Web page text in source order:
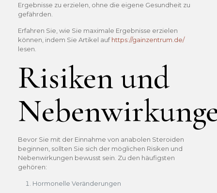
Ergebnisse zu erzielen, ohne die eigene Gesundheit zu
gefährden.
Erfahren Sie, wie Sie maximale Ergebnisse erzielen
können, indem Sie Artikel aufhttps://gainzentrum.de/
lesen.
Risiken und
Bevor Sie mit der Einnahme von anabolen Steroiden
beginnen, sollten Sie sich der möglichen Risiken und
Nebenwirkungen bewusst sein. Zu den häufigsten
gehören:
Hormonelle Veränderungen